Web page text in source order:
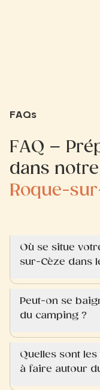
FAQs
FAQ –
dans notre
Roque-
Où se situe
sur-Cèze dans
Peut-on se
du camping ?
Quelles sont
à faire autour